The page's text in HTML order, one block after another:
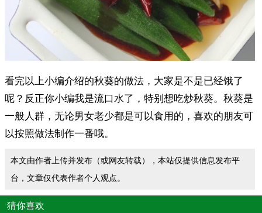
看完以上小编介绍的秋葵的做法，大家是不是已经饿了
呢？反正你小编我是流口水了，特别想吃炒秋葵。秋葵是
一般人群，无论男女老少都是可以食用的，喜欢的朋友可
以按照做法制作一番哦。
本文由作者上传并发布（或网友转载），本站仅提供信息发布平
台，文章仅代表作者个人观点。
猜你喜欢